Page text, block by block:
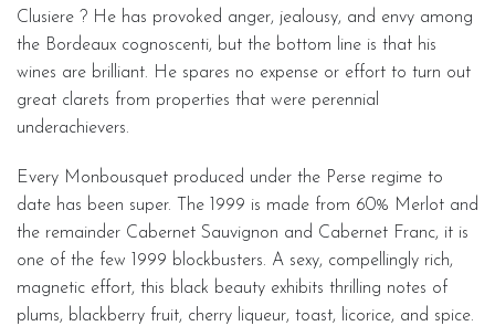
Clusiere ? He has provoked anger, jealousy, and envy among
the Bordeaux cognoscenti, but the bottom line is that his
wines are brilliant. He spares no expense or effort to turn out
great clarets from properties that were perennial
underachievers.
Every Monbousquet produced under the Perse regime to
date has been super. The 1999 is made from 60% Merlot and
the remainder Cabernet Sauvignon and Cabernet Franc, it is
one of the few 1999 blockbusters. A sexy, compellingly rich,
magnetic effort, this black beauty exhibits thrilling notes of
plums, blackberry fruit, cherry liqueur, toast, licorice, and spice.